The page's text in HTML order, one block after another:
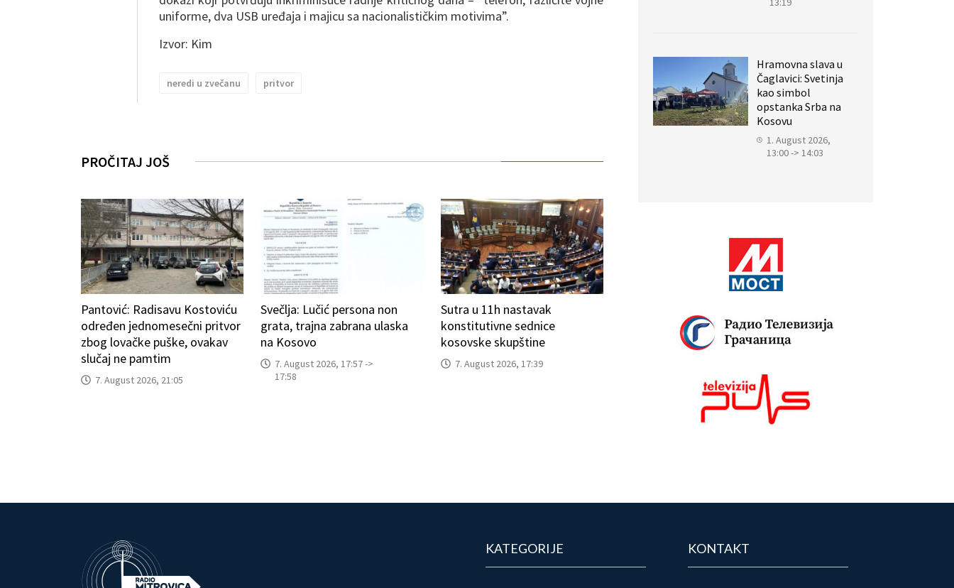
uniforme, dva USB uređaja i majicu sa nacionalističkim motivima”.
Izvor: Kim
neredi u zvečanu pritvor
PROČITAJ JOŠ
Pantović: Radisavu Kostoviću
određen jednomesečni pritvor
zbog lovačke puške, ovakav
slučaj ne pamtim
7. August 2026, 21:05
Svečlja: Lučić persona non
grata, trajna zabrana ulaska
na Kosovo
7. August 2026, 17:57 ->
17:58
Sutra u 11h nastavak
konstitutivne sednice
kosovske skupštine
7. August 2026, 17:39
Hramovna slava u
Čaglavici: Svetinja
kao simbol
opstanka Srba na
Kosovu
1. August 2026,
13:00 -> 14:03
KATEGORIJE KONTAKT